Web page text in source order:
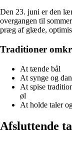
Den 23. juni er den
overgangen til
præg af glæde,
Traditioner
At tænde bål
At synge og
At spise
øl
At holde taler
Afsluttende